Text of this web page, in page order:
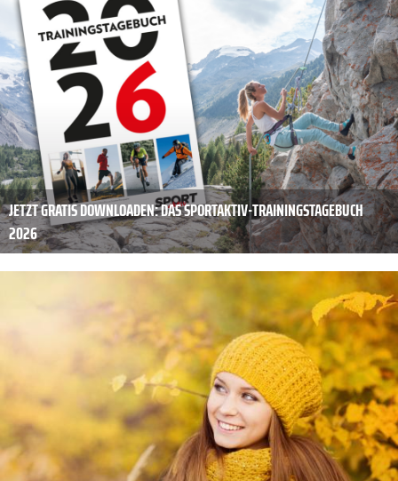
JETZT GRATIS DOWNLOADEN: DAS SPORTAKTIV-TRAININGSTAGEBUCH
2026